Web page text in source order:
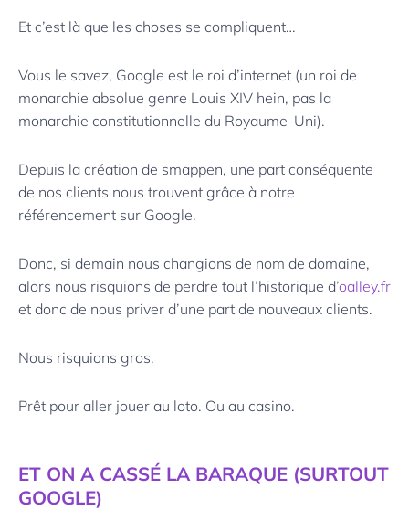
Et c’est là que les choses se compliquent…
Vous le savez, Google est le roi d’internet (un roi de
monarchie absolue genre Louis XIV hein, pas la
monarchie constitutionnelle du Royaume-Uni).
Depuis la création de smappen, une part conséquente
de nos clients nous trouvent grâce à notre
référencement sur Google.
Donc, si demain nous changions de nom de domaine,
alors nous risquions de perdre tout l’historique d’oalley.fr
et donc de nous priver d’une part de nouveaux clients.
Nous risquions gros.
Prêt pour aller jouer au loto. Ou au casino.
ET ON A CASSÉ LA BARAQUE (SURTOUT
GOOGLE)